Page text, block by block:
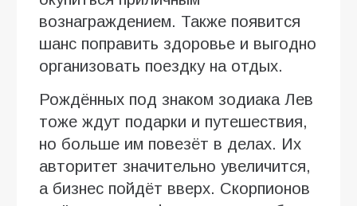
вознаграждением. Также появится
шанс поправить здоровье и выгодно
организовать поездку на отдых.
Рождённых под знаком зодиака Лев
тоже ждут подарки и путешествия,
но больше им повезёт в делах. Их
авторитет значительно увеличится,
а бизнес пойдёт вверх. Скорпионов